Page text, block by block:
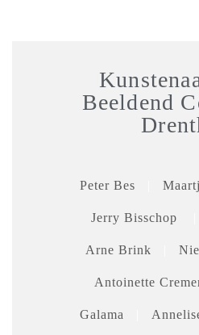
Beeldend
Peter Bes
Jerry Bisschop
Arne Brink
Antoinette
Galama